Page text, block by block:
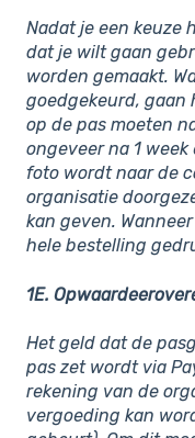
Nadat je een keuze
dat je wilt gaan
worden gemaakt.
goedgekeurd, gaan
op de pas moeten
ongeveer na 1
foto wordt naar de
organisatie
kan geven.
hele bestelling
1E.
Het geld dat de
pas zet wordt via
rekening van de
vergoeding kan